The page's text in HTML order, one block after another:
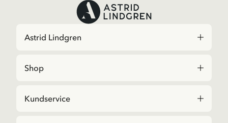
Astrid Lindgren
Shop
Kundservice